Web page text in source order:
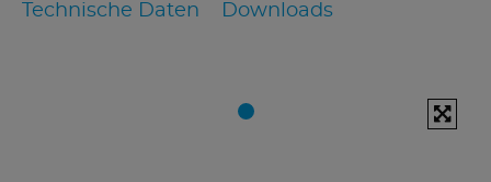
Technische Daten Downloads